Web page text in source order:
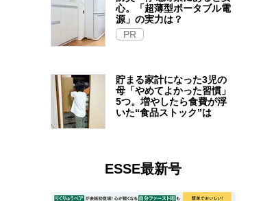
心。「超薄型ポータブル電
源」の実力は？​
PR
貯まる家計になった3児の
母「やめてよかった習慣」
5つ。増やしたら食費が浮
いた“食品ストック”は
ESSE最新号